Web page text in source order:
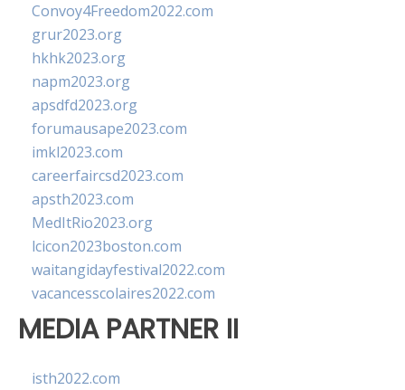
Convoy4Freedom2022.com
grur2023.org
hkhk2023.org
napm2023.org
apsdfd2023.org
forumausape2023.com
imkl2023.com
careerfaircsd2023.com
apsth2023.com
MedItRio2023.org
lcicon2023boston.com
waitangidayfestival2022.com
vacancesscolaires2022.com
MEDIA PARTNER II
isth2022.com